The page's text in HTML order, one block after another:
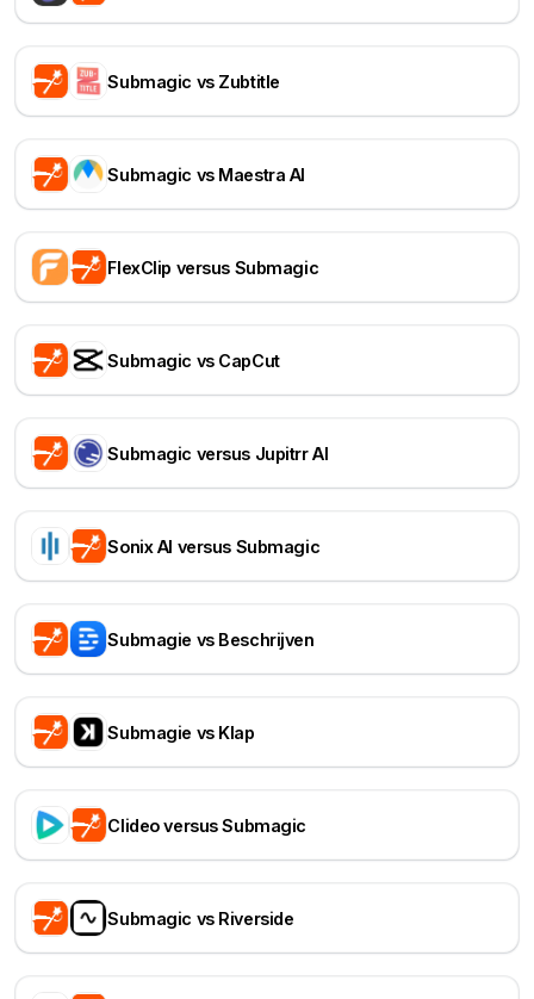
Submagic vs Zubtitle
Submagic vs Maestra AI
FlexClip versus Submagic
Submagic vs CapCut
Submagic versus Jupitrr AI
Sonix AI versus Submagic
Submagie vs Beschrijven
Submagie vs Klap
Clideo versus Submagic
Submagic vs Riverside